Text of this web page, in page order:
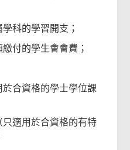
科的學習開支；
付的學生會會費；
於合資格的學士學位課
適用於合資格的有特